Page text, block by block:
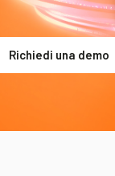
Akeron Corporate
Richiedi una demo